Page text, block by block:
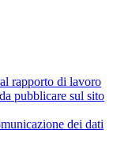
rapporto di lavoro
pubblicare sul sito
dei dati